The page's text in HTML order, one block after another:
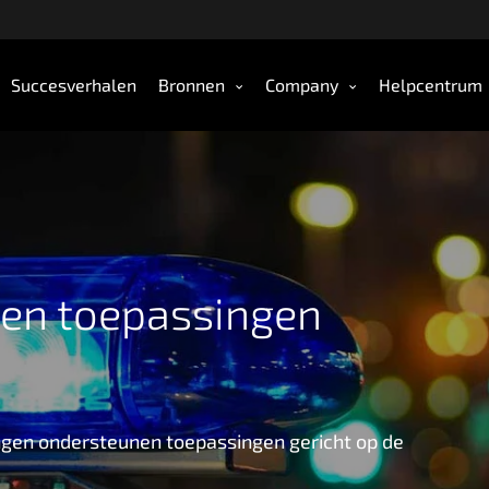
Succesverhalen Bronnen Company Helpcentrum
toepassingen
ondersteunen toepassingen gericht op de